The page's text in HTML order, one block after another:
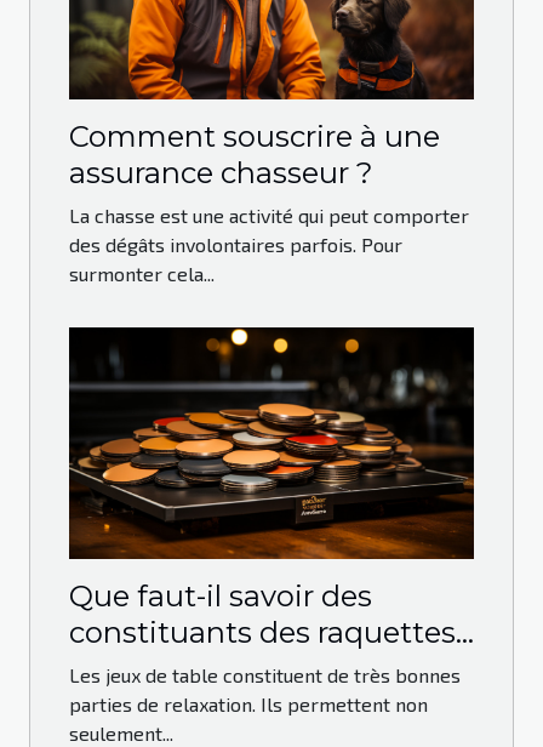
Comment souscrire à une
assurance chasseur ?
La chasse est une activité qui peut comporter
des dégâts involontaires parfois. Pour
surmonter cela...
Que faut-il savoir des
constituants des raquettes
de ping-pong ?
Les jeux de table constituent de très bonnes
parties de relaxation. Ils permettent non
seulement...